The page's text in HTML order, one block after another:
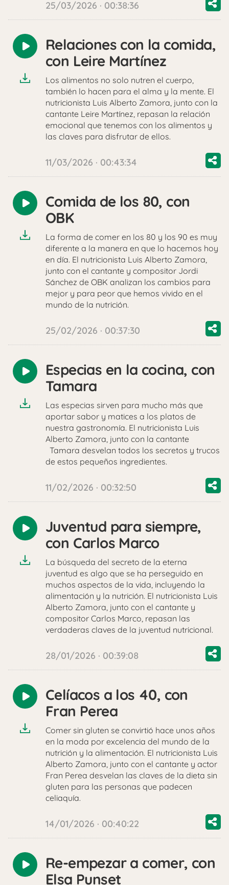
25/03/2026 · 00:38:36
Reproducir
audio
Relaciones con la comida,
con Leire Martínez
Los alimentos no solo nutren el cuerpo,
también lo hacen para el alma y la mente. El
nutricionista Luis Alberto Zamora, junto con la
cantante Leire Martínez, repasan la relación
emocional que tenemos con los alimentos y
las claves para disfrutar de ellos.
11/03/2026 · 00:43:34
Reproducir
audio
Comida de los 80, con
OBK
La forma de comer en los 80 y los 90 es muy
diferente a la manera en que lo hacemos hoy
en día. El nutricionista Luis Alberto Zamora,
junto con el cantante y compositor Jordi
Sánchez de OBK analizan los cambios para
mejor y para peor que hemos vivido en el
mundo de la nutrición.
25/02/2026 · 00:37:30
Reproducir
audio
Especias en la cocina, con
Tamara
Las especias sirven para mucho más que
aportar sabor y matices a los platos de
nuestra gastronomía. El nutricionista Luis
Alberto Zamora, junto con la cantante
Tamara desvelan todos los secretos y trucos
de estos pequeños ingredientes.
11/02/2026 · 00:32:50
Reproducir
audio
Juventud para siempre,
con Carlos Marco
La búsqueda del secreto de la eterna
juventud es algo que se ha perseguido en
muchos aspectos de la vida, incluyendo la
alimentación y la nutrición. El nutricionista Luis
Alberto Zamora, junto con el cantante y
compositor Carlos Marco, repasan las
verdaderas claves de la juventud nutricional.
28/01/2026 · 00:39:08
Reproducir
audio
Celíacos a los 40, con
Fran Perea
Comer sin gluten se convirtió hace unos años
en la moda por excelencia del mundo de la
nutrición y la alimentación. El nutricionista Luis
Alberto Zamora, junto con el cantante y actor
Fran Perea desvelan las claves de la dieta sin
gluten para las personas que padecen
celiaquía.
14/01/2026 · 00:40:22
Reproducir
audio
Re-empezar a comer, con
Elsa Punset